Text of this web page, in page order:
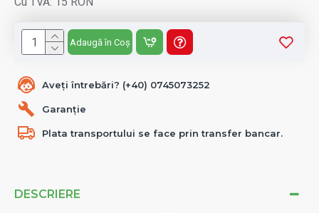
DESCRIERE
Aveți întrebări? (+40) 0745073252
Garanție
Plata transportului se face prin transfer bancar.
Adaugă în Coș